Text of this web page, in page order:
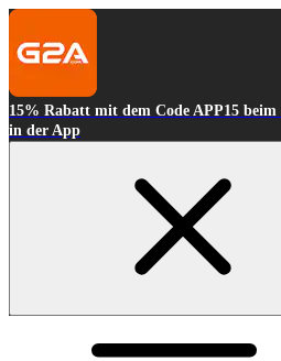
15% Rabatt mit dem Code APP15
in der App